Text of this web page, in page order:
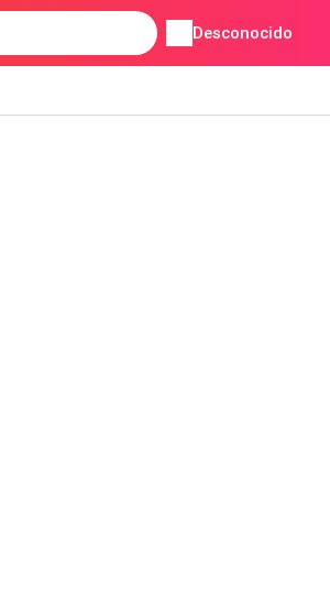
Desconocido